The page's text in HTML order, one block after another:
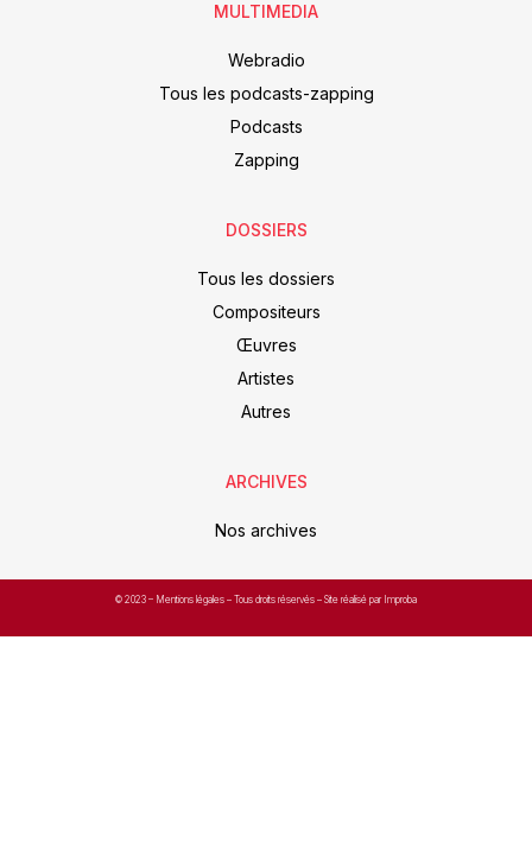
MULTIMEDIA
Webradio
Tous les podcasts-zapping
Podcasts
Zapping
DOSSIERS
Tous les dossiers
Compositeurs
Œuvres
Artistes
Autres
ARCHIVES
Nos archives
© 2023 – Mentions légales – Tous droits réservés – Site réalisé par Improba